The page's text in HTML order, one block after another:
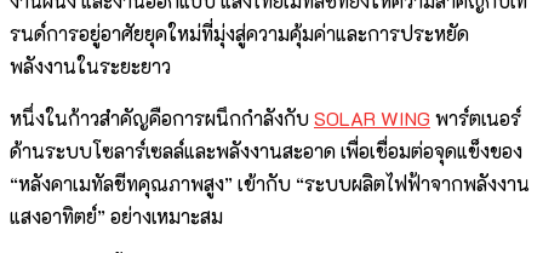
รนด์การอยู่อาศัยยุคใหม่ที่มุ่งสู่ความคุ้มค่าและการประหยัด
พลังงานในระยะยาว
หนึ่งในก้าวสำคัญคือการผนึกกำลังกับSOLAR WING พาร์ตเนอร์
ด้านระบบโซลาร์เซลล์และพลังงานสะอาด เพื่อเชื่อมต่อจุดแข็งของ
“หลังคาเมทัลชีทคุณภาพสูง” เข้ากับ “ระบบผลิตไฟฟ้าจากพลังงาน
แสงอาทิตย์” อย่างเหมาะสม